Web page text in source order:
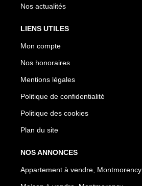
Nos actualités
LIENS UTILES
Mon compte
Nos honoraires
Mentions légales
Politique de confidentialité
Politique des cookies
Plan du site
NOS ANNONCES
Appartement à vendre, Montmorency